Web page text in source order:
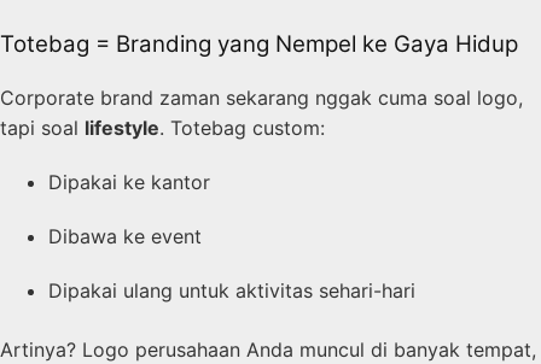
Totebag = Branding yang Nempel ke Gaya Hidup
Corporate brand zaman sekarang nggak cuma soal logo,
tapi soal lifestyle. Totebag custom:
Dipakai ke kantor
Dibawa ke event
Dipakai ulang untuk aktivitas sehari-hari
Artinya? Logo perusahaan Anda muncul di banyak tempat,